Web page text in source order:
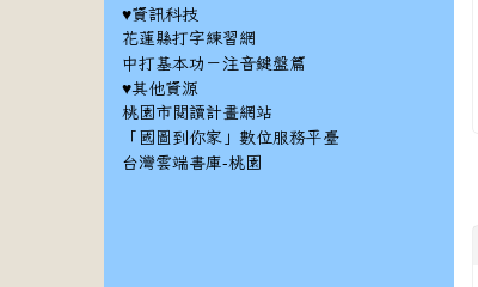
♥資訊科技
花蓮縣打字練習網
中打基本功－注音鍵盤篇
♥其他資源
桃園市閱讀計畫網站
「國圖到你家」數位服務平臺
台灣雲端書庫-桃園